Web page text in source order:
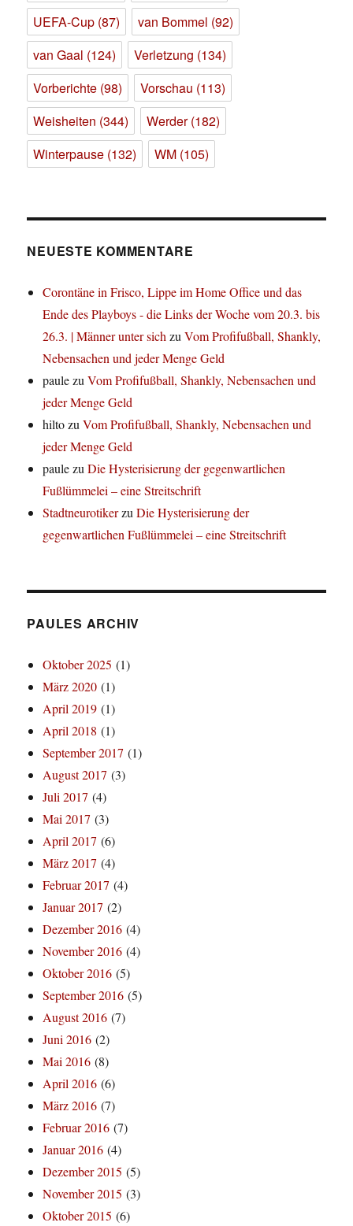
UEFA-Cup (87) van Bommel (92)
van Gaal (124) Verletzung (134)
Vorberichte (98) Vorschau (113)
Weisheiten (344) Werder(182)
Winterpause (132) WM (105)
NEUESTE KOMMENTARE
Corontäne in Frisco, Lippe im Home Office und das
Ende des Playboys - die Links der Woche vom 20.3. bis
26.3. | Männer unter sichzuVom Profifußball, Shankly,
Nebensachen und jeder Menge Geld
paulezuVom Profifußball, Shankly, Nebensachen und
jeder Menge Geld
hiltozuVom Profifußball, Shankly, Nebensachen und
jeder Menge Geld
paulezuDie Hysterisierung der gegenwartlichen
Fußlümmelei – eine Streitschrift
StadtneurotikerzuDie Hysterisierung der
gegenwartlichen Fußlümmelei – eine Streitschrift
PAULES ARCHIV
Oktober 2025 (1)
März 2020 (1)
April 2019 (1)
April 2018 (1)
September 2017 (1)
August 2017 (3)
Juli 2017 (4)
Mai 2017 (3)
April 2017 (6)
März 2017 (4)
Februar 2017 (4)
Januar 2017 (2)
Dezember 2016 (4)
November 2016 (4)
Oktober 2016 (5)
September 2016 (5)
August 2016 (7)
Juni 2016 (2)
Mai 2016 (8)
April 2016 (6)
März 2016 (7)
Februar 2016 (7)
Januar 2016 (4)
Dezember 2015 (5)
November 2015 (3)
Oktober 2015 (6)